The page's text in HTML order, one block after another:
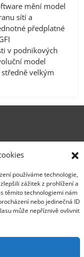
používáme technologie,
zážitek z prohlížení a
těmito technologiemi nám
nebo jedinečná ID
může nepříznivě ovlivnit
mění model
sítí a
předplatné
v podnikových
model
velkým
912 961,
Hradec Králové
615 380,